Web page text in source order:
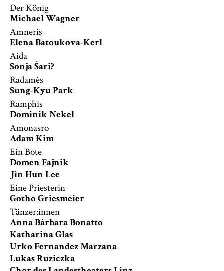
Der König
Michael Wagner
Amneris
Elena Batoukova-Kerl
Aida
Sonja Šari?
Radamès
Sung-Kyu Park
Ramphis
Dominik Nekel
Amonasro
Adam Kim
Ein Bote
Domen Fajnik
Jin Hun Lee
Eine Priesterin
Gotho Griesmeier
Tänzer:innen
Anna Bárbara Bonatto
Katharina Glas
Urko Fernandez Marzana
Lukas Ruziczka